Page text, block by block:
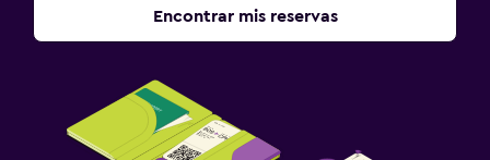
Encontrar mis reservas